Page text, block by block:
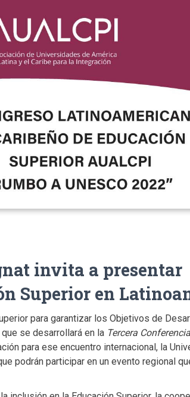
invita a presentar
Superior en
para garantizar los Objetivos de
se desarrollará en la Tercera
para ese encuentro internacional, la
podrán participar en un evento regional